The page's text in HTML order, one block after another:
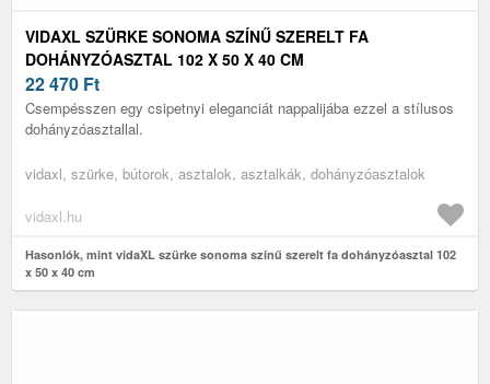
VIDAXL SZÜRKE SONOMA SZÍNŰ SZERELT FA
DOHÁNYZÓASZTAL 102 X 50 X 40 CM
22 470 Ft
Csempésszen egy csipetnyi eleganciát nappalijába ezzel a stílusos
dohányzóasztallal.
vidaxl, szürke, bútorok, asztalok, asztalkák, dohányzóasztalok
vidaxl.hu
Hasonlók, mint vidaXL szürke sonoma színű szerelt fa dohányzóasztal 102
x 50 x 40 cm